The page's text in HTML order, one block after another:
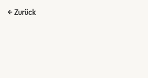
← Zurück